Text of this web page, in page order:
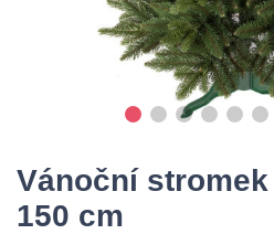
Vánoční stromek
150 cm